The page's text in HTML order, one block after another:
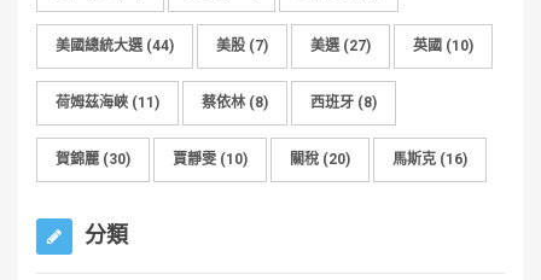
美國總統大選(44) 美股 (7) 美選(27) 英國 (10)
荷姆茲海峽 (11) 蔡依林 (8) 西班牙 (8)
賀錦麗 (30) 賈靜雯 (10) 關稅 (20) 馬斯克 (16)
分類